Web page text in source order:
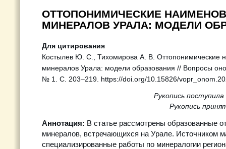
ОТТОПОНИМИЧЕСКИЕ
МИНЕРАЛОВ УРАЛА: МОДЕЛИ
Для цитирования
Костылев Ю. С., Тихомирова А. В. Оттопонимические
минералов Урала: модели образования // Вопросы
№ 1. С. 203–219. https://doi.org/10.15826/
Рукопись
Рукопись
Аннотация: В статье рассмотрены образованные
минералов, встречающихся на Урале. Источником
специализированные работы по минералогии